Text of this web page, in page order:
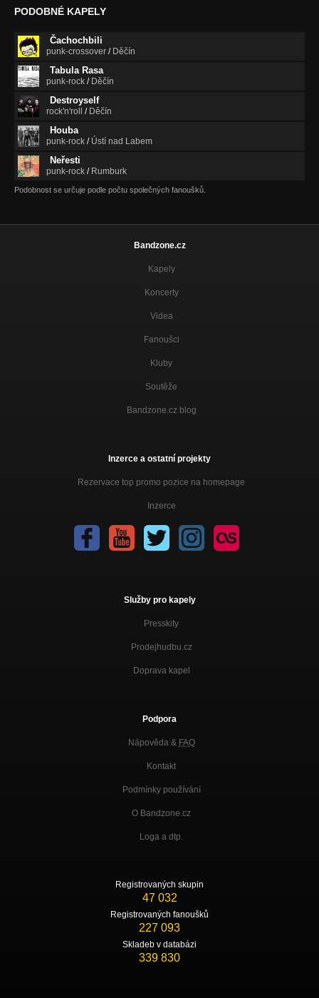
PODOBNÉ KAPELY
Čachochbili
punk-crossover / Děčín
Tabula Rasa
punk-rock / Děčín
Destroyself
rock'n'roll / Děčín
Houba
punk-rock / Ústí nad Labem
Neřesti
punk-rock / Rumburk
Podobnost se určuje podle počtu společných fanoušků.
Bandzone.cz
Kapely
Koncerty
Videa
Fanoušci
Kluby
Soutěže
Bandzone.cz blog
Inzerce a ostatní projekty
Rezervace top promo pozice na homepage
Inzerce
Služby pro kapely
Presskity
Prodejhudbu.cz
Doprava kapel
Podpora
Nápověda & FAQ
Kontakt
Podmínky používání
O Bandzone.cz
Loga a dtp.
Registrovaných skupin
47 032
Registrovaných fanoušků
227 093
Skladeb v databázi
339 830